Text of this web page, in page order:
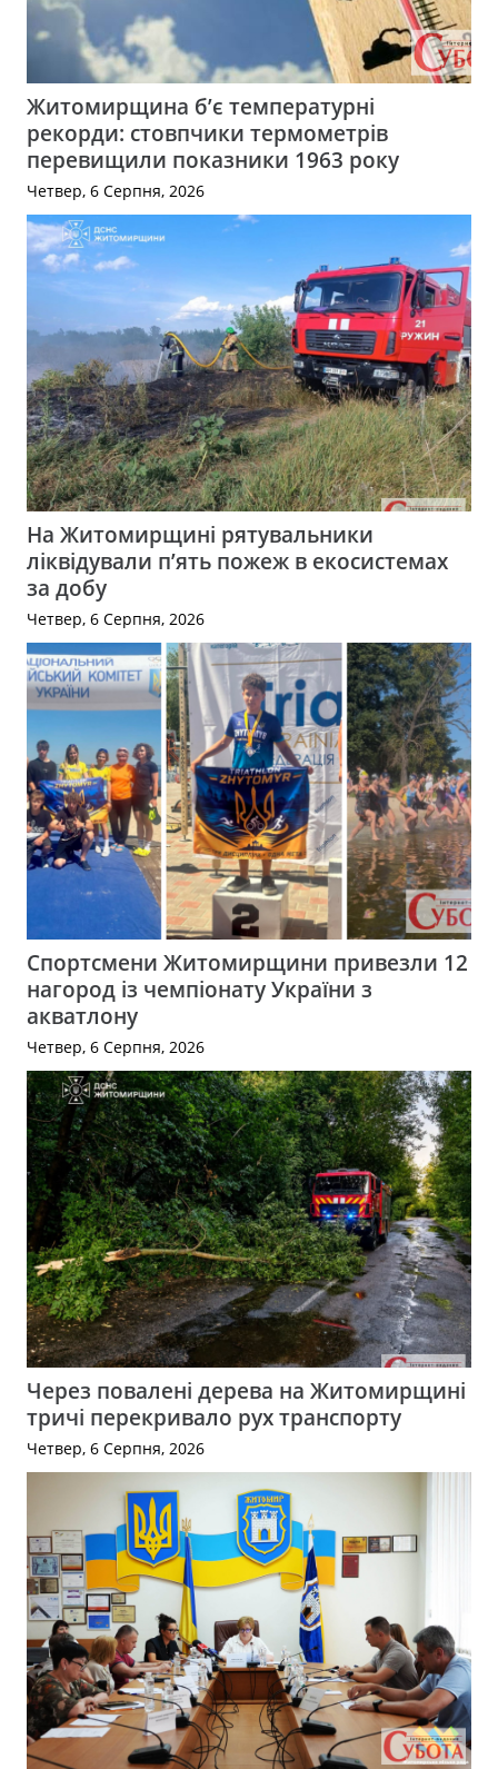
Житомирщина б’є температурні
рекорди: стовпчики термометрів
перевищили показники 1963 року
Четвер, 6 Серпня, 2026
На Житомирщині рятувальники
ліквідували п’ять пожеж в екосистемах
за добу
Четвер, 6 Серпня, 2026
Спортсмени Житомирщини привезли 12
нагород із чемпіонату України з
акватлону
Четвер, 6 Серпня, 2026
Через повалені дерева на Житомирщині
тричі перекривало рух транспорту
Четвер, 6 Серпня, 2026